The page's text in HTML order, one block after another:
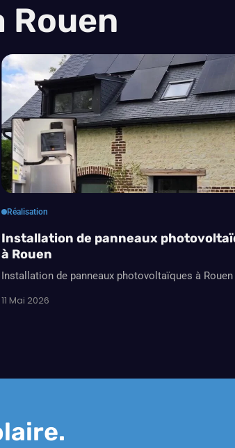
Rouen
Réalisation
Installation de panneaux
à Rouen
Installation de panneaux photovoltaïques à Rouen
11 Mai 2026